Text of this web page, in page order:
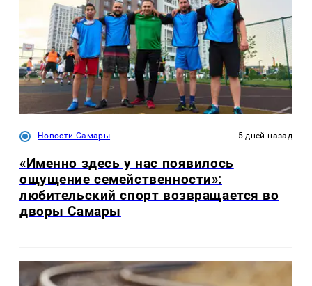
Новости Самары 5 дней назад
«Именно здесь у нас появилось
ощущение семейственности»:
любительский спорт возвращается во
дворы Самары